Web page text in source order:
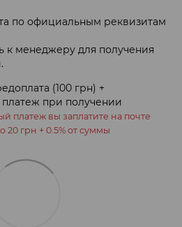
по официальным реквизитам
к менеджеру для получения
(100 грн) +
при получении
платеж вы заплатите на почте
20 грн + 0.5% от суммы